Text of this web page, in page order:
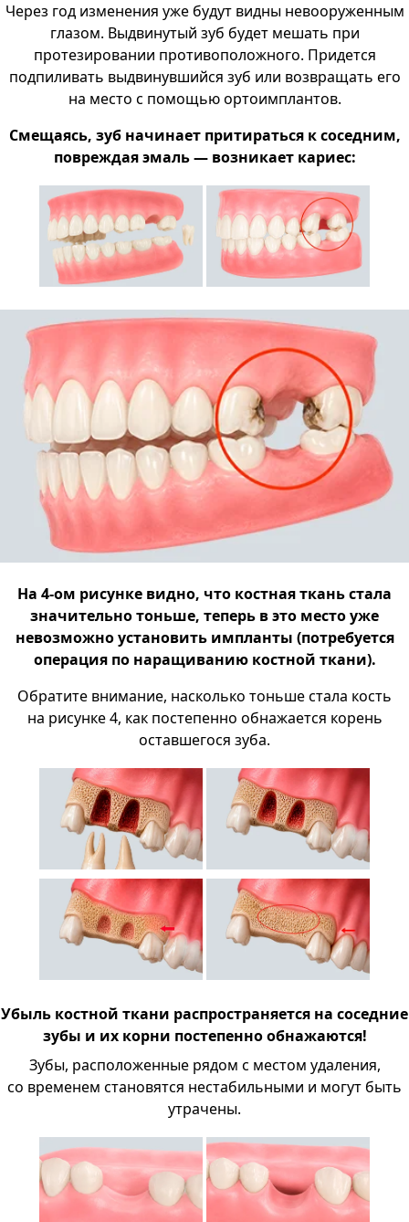
Через год изменения уже будут видны невооруженным
глазом. Выдвинутый зуб будет мешать при
протезировании противоположного. Придется
подпиливать выдвинувшийся зуб или возвращать его
на место с помощью ортоимплантов.
Смещаясь, зуб начинает притираться к соседним,
повреждая эмаль — возникает кариес:
На 4-ом рисунке видно, что костная ткань стала
значительно тоньше, теперь в это место уже
невозможно установить импланты (потребуется
операция по наращиванию костной ткани).
Обратите внимание, насколько тоньше стала кость
на рисунке 4, как постепенно обнажается корень
оставшегося зуба.
Убыль костной ткани распространяется на соседние
зубы и их корни постепенно обнажаются!
Зубы, расположенные рядом с местом удаления,
со временем становятся нестабильными и могут быть
утрачены.